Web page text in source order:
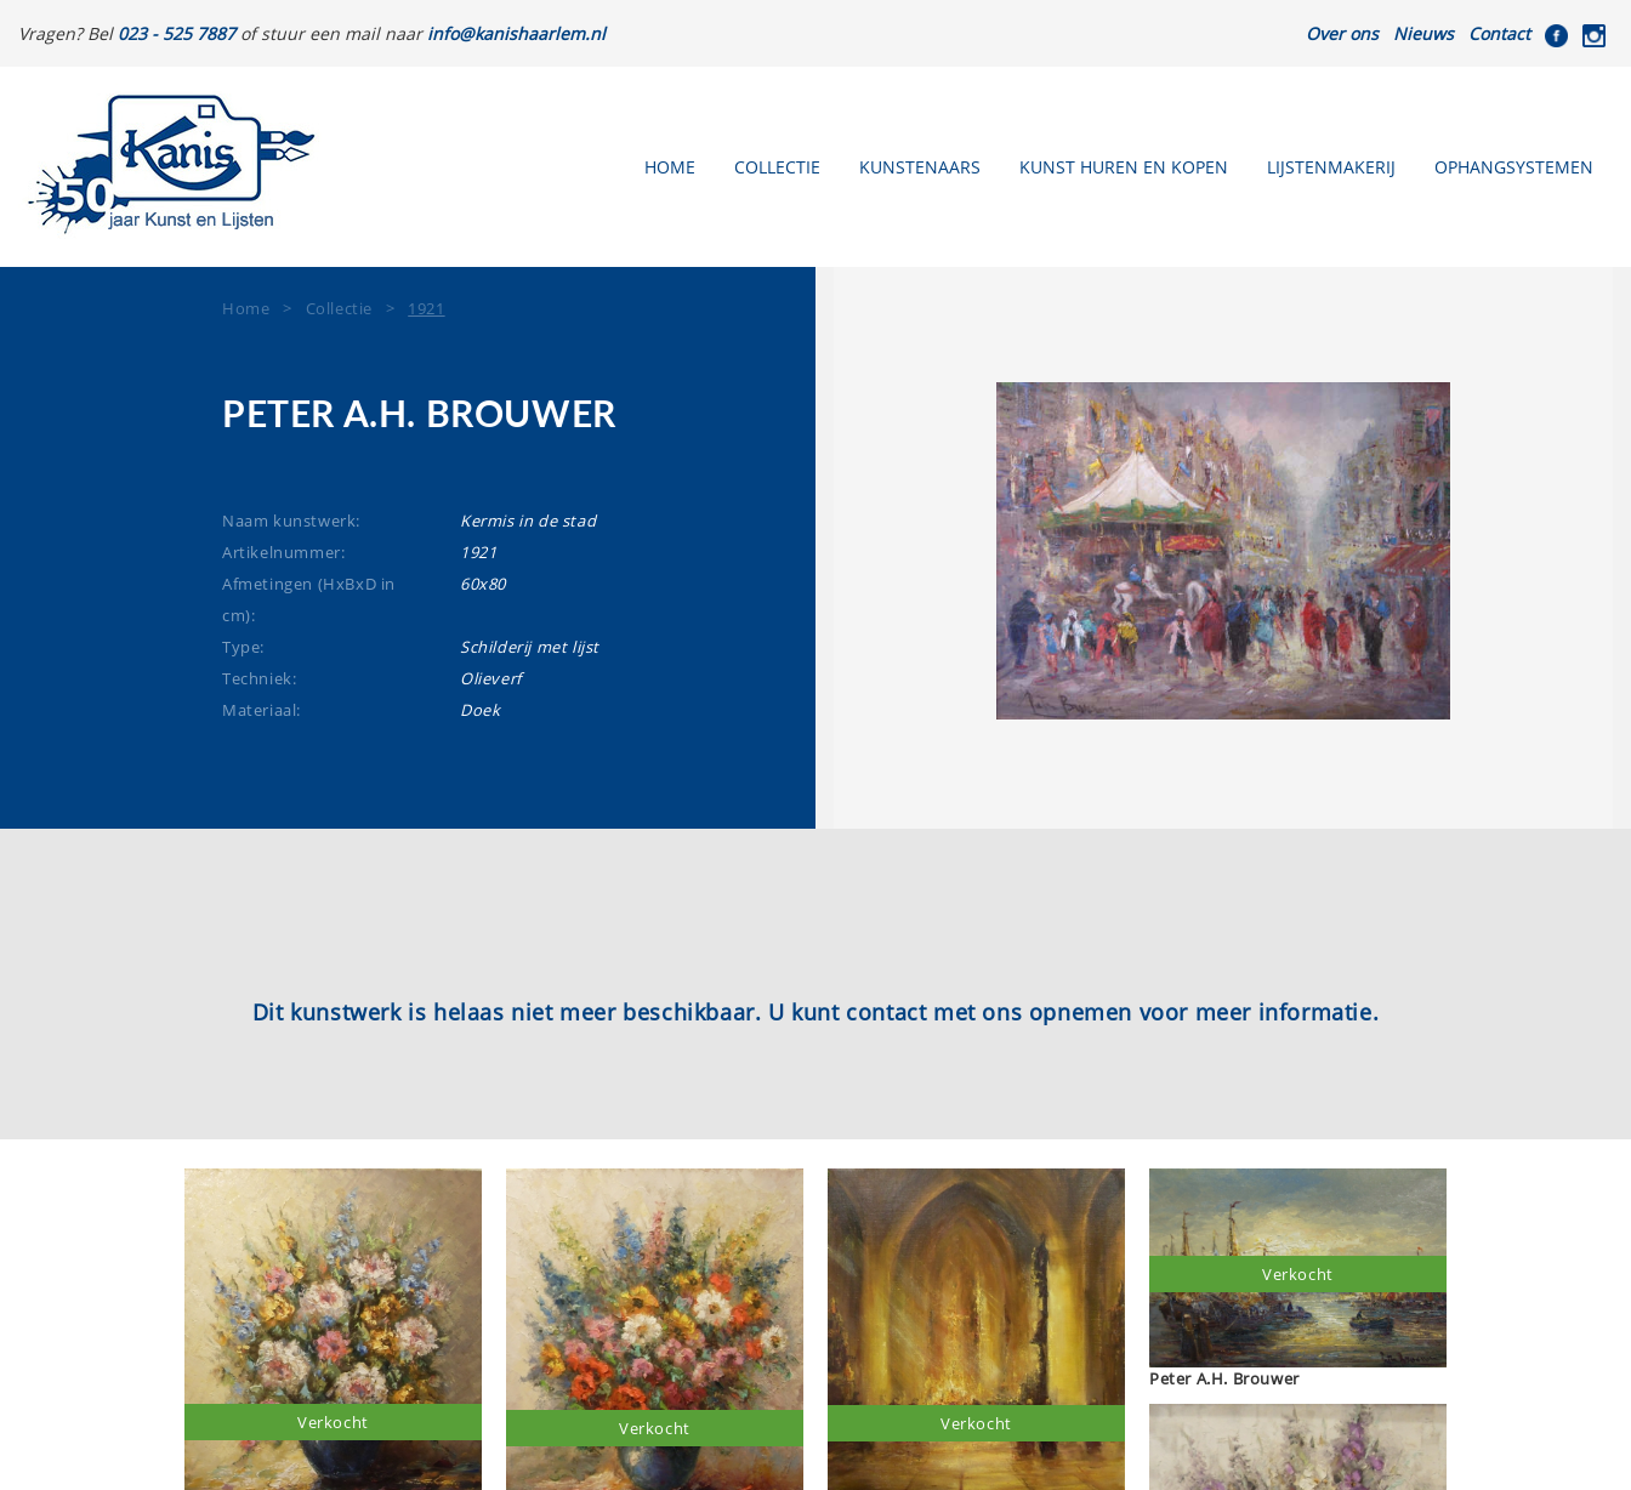
Vragen? Bel 023 - 525 7887of stuur een mail naarinfo@kanishaarlem.nl Over ons Nieuws Contact
HOME COLLECTIE KUNSTENAARS KUNST HUREN EN KOPEN LIJSTENMAKERIJ OPHANGSYSTEMEN
Home > Collectie > 1921
PETER A.H. BROUWER
Naam kunstwerk:
Kermis in de stad
Artikelnummer:
1921
Afmetingen (HxBxD in
cm):
60x80
Type:
Schilderij met lijst
Techniek:
Olieverf
Materiaal:
Doek
Dit kunstwerk is helaas niet meer beschikbaar. U kunt contact met ons opnemen voor meer informatie.
Verkocht Verkocht Verkocht
Peter A.H. Brouwer
Verkocht